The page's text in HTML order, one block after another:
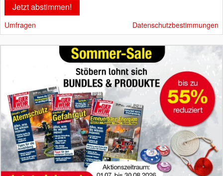
Umfragen Datenschutzbestimmungen